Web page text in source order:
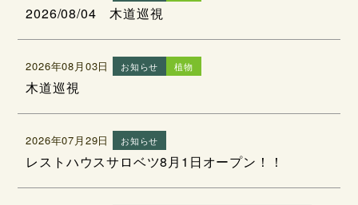
2026/08/04 木道巡視
2026年08月03日 お知らせ 植物
木道巡視
2026年07月29日 お知らせ
レストハウスサロベツ8月1日オープン！！